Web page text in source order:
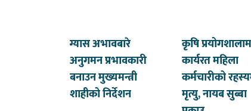
ग्यास अभावबारे
अनुगमन प्रभावकारी
बनाउन मुख्यमन्त्री
शाहीको निर्देशन
कृषि
कार्यरत महिला
कर्मचारीको
मृत्यु, नायब सुब्बा